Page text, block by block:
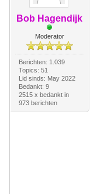
Bob Hagendijk
Moderator
Berichten: 1.039
Topics: 51
Lid sinds: May 2022
Bedankt: 9
2515 x bedankt in
973 berichten